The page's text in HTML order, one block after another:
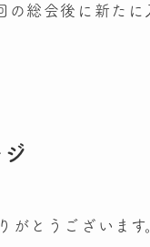
の総会後に新た
とうございます